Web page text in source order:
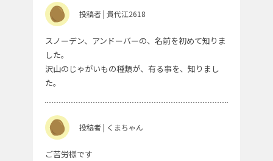
投稿者 | 貴代江2618
スノーデン、アンドーバーの、名前を初めて知りま
した。
沢山のじゃがいもの種類が、有る事を、知りまし
た。
投稿者 | くまちゃん
ご苦労様です